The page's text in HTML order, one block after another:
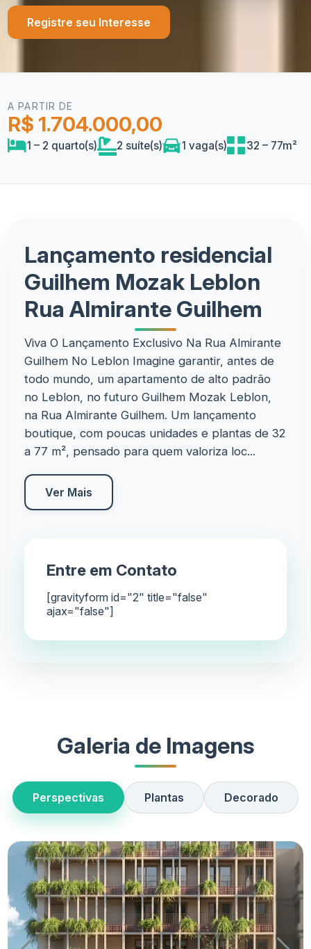
Registre seu Interesse
A PARTIR DE
R$ 1.704.000,00
1 – 2 quarto(s) 2 suíte(s) 1 vaga(s) 32 – 77m²
Lançamento residencial
Guilhem Mozak Leblon
Rua Almirante Guilhem
Viva O Lançamento Exclusivo Na Rua Almirante
Guilhem No Leblon Imagine garantir, antes de
todo mundo, um apartamento de alto padrão
no Leblon, no futuro Guilhem Mozak Leblon,
na Rua Almirante Guilhem. Um lançamento
boutique, com poucas unidades e plantas de 32
a 77 m², pensado para quem valoriza loc...
Ver Mais
Entre em Contato
[gravityform id="2" title="false"
ajax="false"]
Galeria de Imagens
Perspectivas Plantas Decorado